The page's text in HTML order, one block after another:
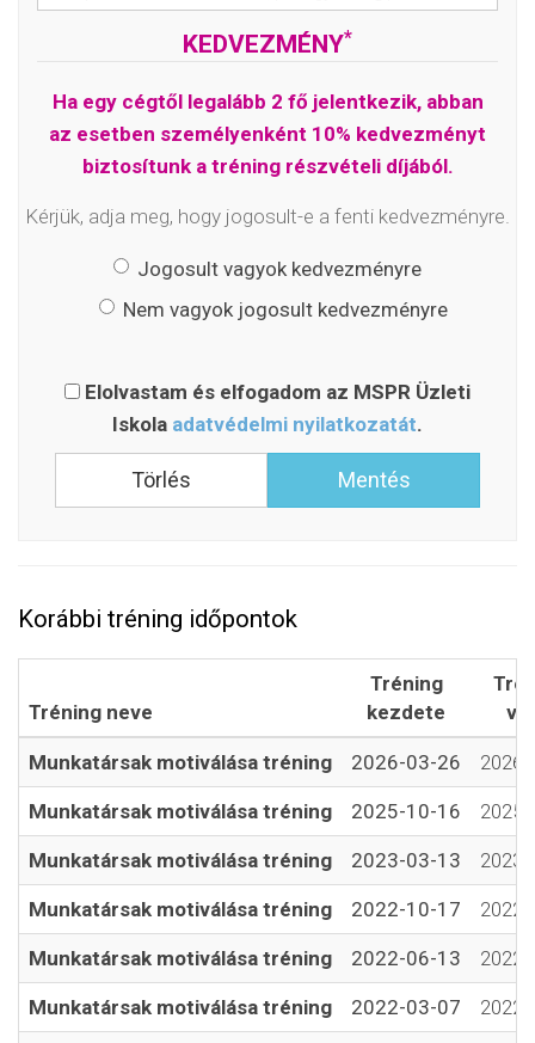
KEDVEZMÉNY*
Ha egy cégtől legalább 2 fő jelentkezik, abban
az esetben személyenként 10% kedvezményt
biztosítunk a tréning részvételi díjából.
Kérjük, adja meg, hogy jogosult-e a fenti kedvezményre.
Jogosult vagyok kedvezményre
Nem vagyok jogosult kedvezményre
Elolvastam és elfogadom az MSPR Üzleti
Iskola adatvédelmi nyilatkozatát.
Korábbi tréning időpontok
Tréning neve
Tréning
kezdete
Munkatársak motiválása tréning 2026-03-26 2026-
Munkatársak motiválása tréning 2025-10-16 2025-
Munkatársak motiválása tréning 2023-03-13 2023-
Munkatársak motiválása tréning 2022-10-17 2022-
Munkatársak motiválása tréning 2022-06-13 2022-
Munkatársak motiválása tréning 2022-03-07 2022-